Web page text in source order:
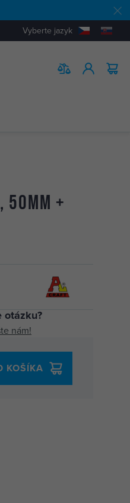
Vyberte jazyk
+
otázku?
nám!
KOŠÍKA